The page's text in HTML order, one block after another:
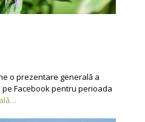
o prezentare generală a
Facebook pentru perioada